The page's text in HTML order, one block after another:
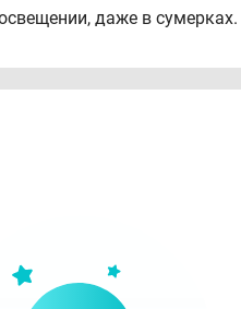
даже в сумерках.